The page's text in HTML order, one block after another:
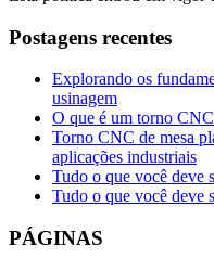
Postagens recentes
Explorando os
usinagem
O que é um torno
Torno CNC de mesa
aplicações industriais
Tudo o que você deve
Tudo o que você deve
PÁGINAS